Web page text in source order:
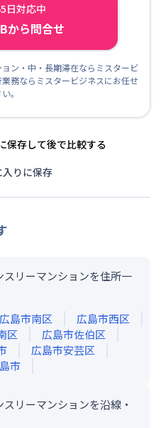
日対応中
から問合せ
ン・中・長期滞在ならミスタービ
務ならミスタービジネスにお任せ
。
保存して後で比較する
入りに保存
リーマンションを住所一
広島市南区
広島市西区
区
広島市佐伯区
広島市安芸区
市
リーマンションを沿線・